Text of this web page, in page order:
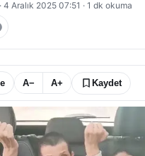
· 4 Aralık 2025 07:51 · 1 dk okuma
A− A+ Kaydet